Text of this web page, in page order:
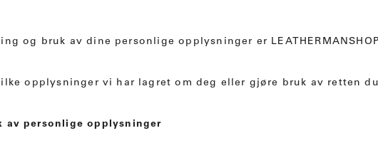
og bruk av dine personlige opplysninger er
opplysninger vi har lagret om deg eller gjøre bruk av retten
av personlige opplysninger